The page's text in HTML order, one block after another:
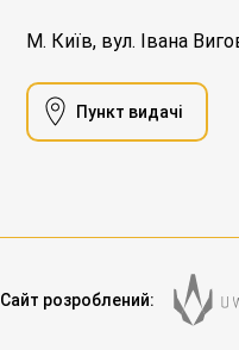
М. Київ, вул. Івана
Пункт видачі
Сайт розроблений: